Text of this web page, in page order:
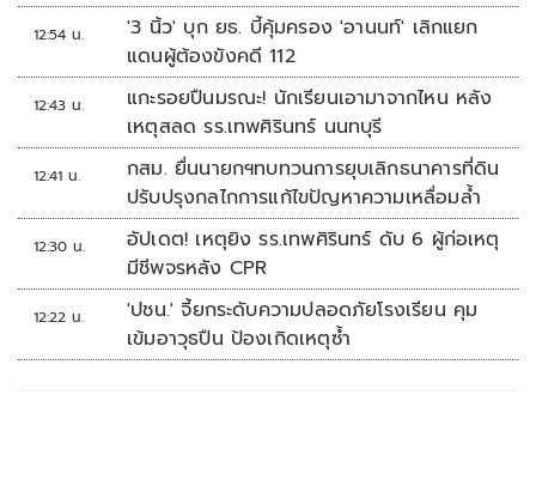
12:54 น.
'3 นิ้ว' บุก ยธ. บี้คุ้มครอง 'อานนท์' เลิกแยก
แดนผู้ต้องขังคดี 112
12:43 น.
แกะรอยปืนมรณะ! นักเรียนเอามาจากไหน หลัง
เหตุสลด รร.เทพศิรินทร์ นนทบุรี
12:41 น.
กสม. ยื่นนายกฯทบทวนการยุบเลิกธนาคารที่ดิน
ปรับปรุงกลไกการแก้ไขปัญหาความเหลื่อมล้ำ
12:30 น.
อัปเดต! เหตุยิง รร.เทพศิรินทร์ ดับ 6 ผู้ก่อเหตุ
มีชีพจรหลัง CPR
12:22 น.
'ปชน.' จี้ยกระดับความปลอดภัยโรงเรียน คุม
เข้มอาวุธปืน ป้องเกิดเหตุซ้ำ